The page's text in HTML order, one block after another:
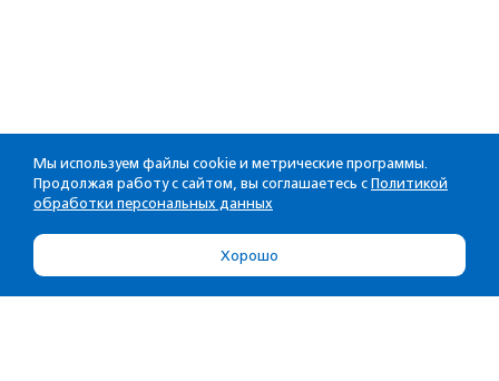
Мы используем файлы cookie и метрические программы.
Продолжая работу с сайтом, вы соглашаетесь с Политикой
обработки персональных данных
Хорошо